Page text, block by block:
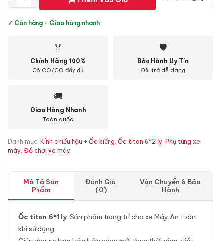
✓ Còn hàng - Giao hàng nhanh
🏅
Chính Hãng 100%
Có CO/CQ đầy đủ
🛡
Bảo Hành Uy Tín
Đổi trả dễ dàng
🚚
Giao Hàng Nhanh
Toàn quốc
Danh mục: Kính chiếu hậu + Ốc kiểng, Ốc titan 6*2 ly, Phụ tùng xe
máy, Đồ chơi xe máy
Mô Tả Sản
Phẩm
Đánh Giá
(0)
Vận Chuyển & Bảo
Hành
Ốc titan 6*1 ly. Sản phẩm trang trí cho xe Máy An toàn
khi sử dụng.